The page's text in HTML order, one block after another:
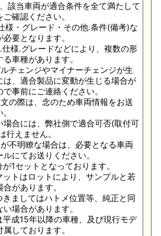
該当車両が適合条件を全て満たして
確認ください。
様・グレード・その他.条件(備考)な
要となります。
様.グレードなどにより、複数の形
車種があります。
チェンジやマイナーチェンジが生
は、適合製品に変動が生じる場合が
事前にご連絡ください。
の際は、念のため車両情報をお送
場合には、弊社側で適合可否(取付可
行えません。
不明瞭な場合は、必要となる車両
にてお送りください。
1セットとなっております。
トはロットにより、サンプルと若
があります。
ましてはハトメ位置等、純正と同
い場合があります。
成15年以降の車種、及び現行モデ
しております。